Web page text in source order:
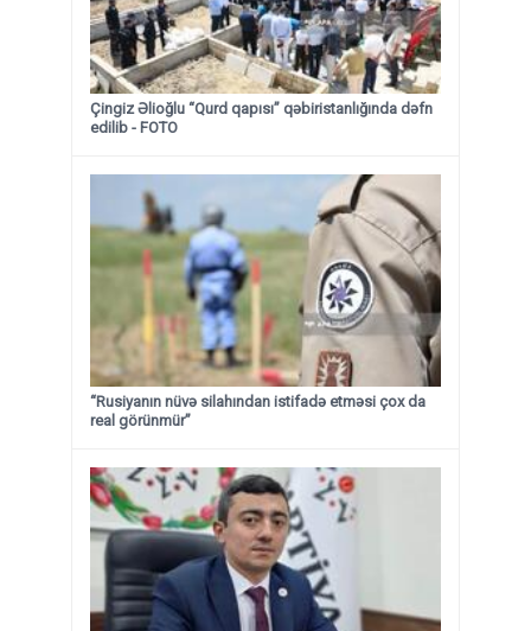
Çingiz Əlioğlu “Qurd qapısı” qəbiristanlığında dəfn
edilib - FOTO
“Rusiyanın nüvə silahından istifadə etməsi çox da
real görünmür”